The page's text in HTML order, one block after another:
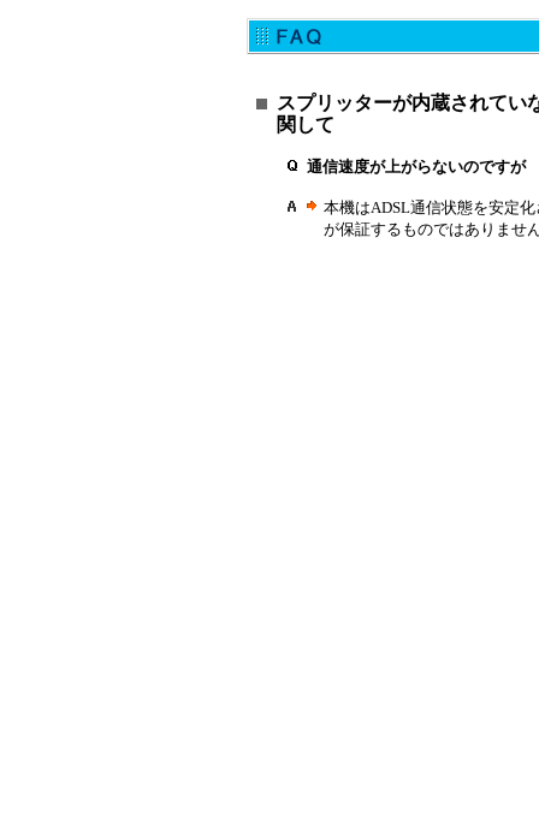
スプリッターが内蔵されて
関して
通信速度が上がらないのですが
本機はADSL通信状態を安定
が保証するものではありませ